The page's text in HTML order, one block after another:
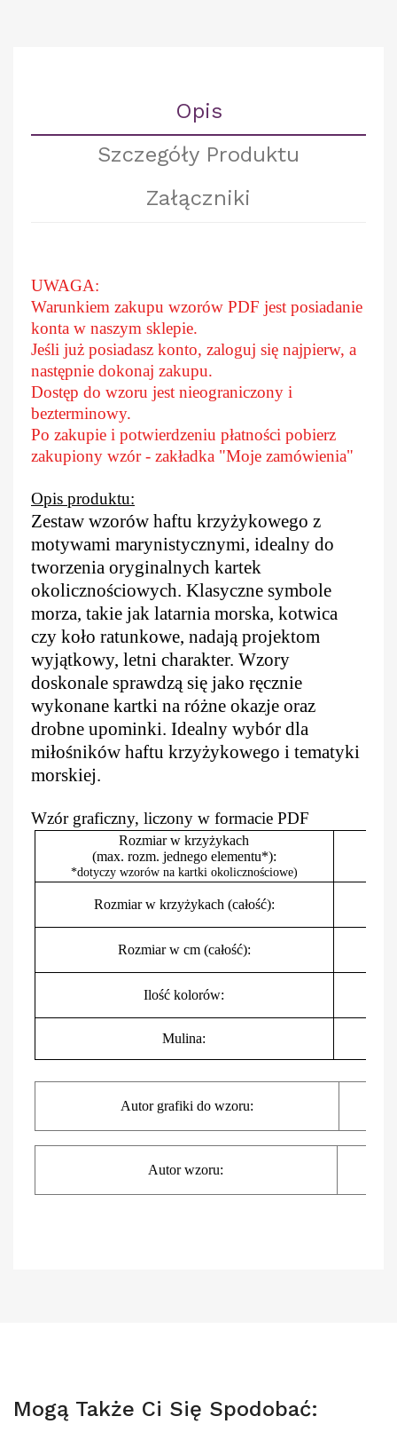
Opis
Szczegóły Produktu
Załączniki
UWAGA:
Warunkiem zakupu wzorów PDF jest posiadanie
konta w naszym sklepie.
Jeśli już posiadasz konto, zaloguj się najpierw, a
następnie dokonaj zakupu.
Dostęp do wzoru jest nieograniczony i
bezterminowy.
Po zakupie i potwierdzeniu płatności pobierz
zakupiony wzór - zakładka "Moje zamówienia"
Opis produktu:
Zestaw wzorów haftu krzyżykowego z
motywami marynistycznymi, idealny do
tworzenia oryginalnych kartek
okolicznościowych. Klasyczne symbole
morza, takie jak latarnia morska, kotwica
czy koło ratunkowe, nadają projektom
wyjątkowy, letni charakter. Wzory
doskonale sprawdzą się jako ręcznie
wykonane kartki na różne okazje oraz
drobne upominki. Idealny wybór dla
miłośników haftu krzyżykowego i tematyki
morskiej.
Wzór graficzny, liczony w formacie PDF
Rozmiar w krzyżykach
(max. rozm. jednego elementu*):
*dotyczy wzorów na kartki okolicznościowe)
Rozmiar w krzyżykach (całość):
Rozmiar w cm (całość):
Ilość kolorów:
Mulina:
Autor grafiki do wzoru:
Autor wzoru:
Mogą Także Ci Się Spodobać: